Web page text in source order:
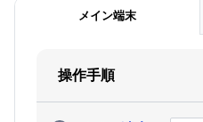
メイン端末
操作手順